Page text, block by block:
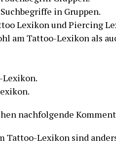
in Gruppen.
Lexikon und Piercing
am Tattoo-Lexikon als
nachfolgende
Tattoo-Lexikon sind